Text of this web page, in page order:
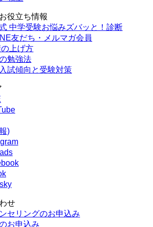
役立ち情報
中学受験お悩みズバッと！診断
友だち・メルマガ会員
上げ方
勉強法
試傾向と受験対策
)
せ
セリングのお申込み
お申込み